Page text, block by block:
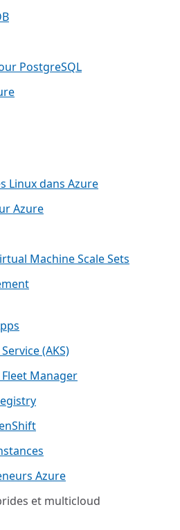
PostgreSQL
Linux dans Azure
Azure
Machine Scale Sets
(AKS)
Manager
Azure
et multicloud